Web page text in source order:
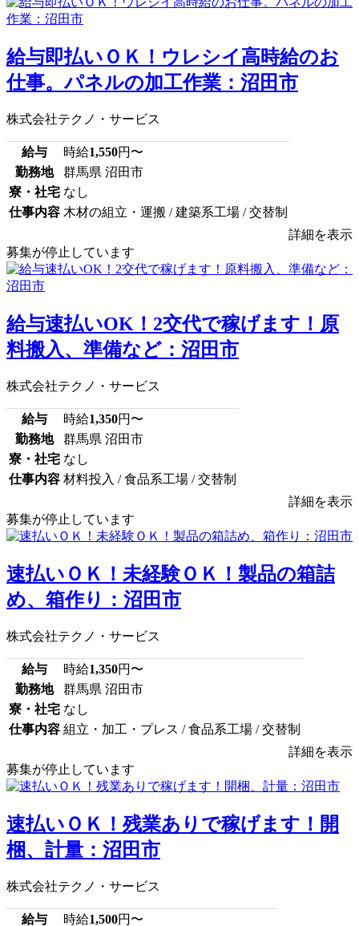
給与即払いＯＫ！ウレシイ高時給のお
仕事。パネルの加工作業：沼田市
株式会社テクノ・サービス
給与 時給1,550円〜
勤務地
群馬県 沼田市
寮・社宅 なし
仕事内容 木材の組立・運搬 / 建築系工場 / 交替制
詳細を表示
募集が停止しています
給与速払いOK！2交代で稼げます！原
料搬入、準備など：沼田市
株式会社テクノ・サービス
給与 時給1,350円〜
勤務地
群馬県 沼田市
寮・社宅 なし
仕事内容 材料投入 / 食品系工場 / 交替制
詳細を表示
募集が停止しています
速払いＯＫ！未経験ＯＫ！製品の箱詰
め、箱作り：沼田市
株式会社テクノ・サービス
給与 時給1,350円〜
勤務地
群馬県 沼田市
寮・社宅 なし
仕事内容 組立・加工・プレス / 食品系工場 / 交替制
詳細を表示
募集が停止しています
速払いＯＫ！残業ありで稼げます！開
梱、計量：沼田市
株式会社テクノ・サービス
給与 時給1,500円〜